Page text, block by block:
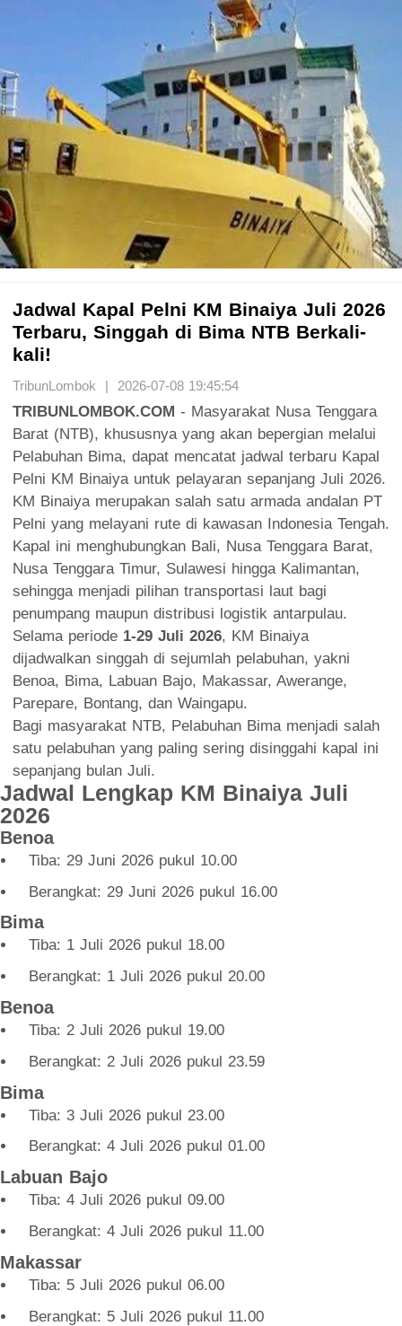
Jadwal Kapal Pelni KM Binaiya Juli 2026
Terbaru, Singgah di Bima NTB Berkali-
kali!
TribunLombok | 2026-07-08 19:45:54
TRIBUNLOMBOK.COM - Masyarakat Nusa Tenggara
Barat (NTB), khususnya yang akan bepergian melalui
Pelabuhan Bima, dapat mencatat jadwal terbaru Kapal
Pelni KM Binaiya untuk pelayaran sepanjang Juli 2026.
KM Binaiya merupakan salah satu armada andalan PT
Pelni yang melayani rute di kawasan Indonesia Tengah.
Kapal ini menghubungkan Bali, Nusa Tenggara Barat,
Nusa Tenggara Timur, Sulawesi hingga Kalimantan,
sehingga menjadi pilihan transportasi laut bagi
penumpang maupun distribusi logistik antarpulau.
Selama periode 1-29 Juli 2026, KM Binaiya
dijadwalkan singgah di sejumlah pelabuhan, yakni
Benoa, Bima, Labuan Bajo, Makassar, Awerange,
Parepare, Bontang, dan Waingapu.
Bagi masyarakat NTB, Pelabuhan Bima menjadi salah
satu pelabuhan yang paling sering disinggahi kapal ini
sepanjang bulan Juli.
Jadwal Lengkap KM Binaiya Juli
2026
Benoa
Tiba: 29 Juni 2026 pukul 10.00
Berangkat: 29 Juni 2026 pukul 16.00
Bima
Tiba: 1 Juli 2026 pukul 18.00
Berangkat: 1 Juli 2026 pukul 20.00
Benoa
Tiba: 2 Juli 2026 pukul 19.00
Berangkat: 2 Juli 2026 pukul 23.59
Bima
Tiba: 3 Juli 2026 pukul 23.00
Berangkat: 4 Juli 2026 pukul 01.00
Labuan Bajo
Tiba: 4 Juli 2026 pukul 09.00
Berangkat: 4 Juli 2026 pukul 11.00
Makassar
Tiba: 5 Juli 2026 pukul 06.00
Berangkat: 5 Juli 2026 pukul 11.00